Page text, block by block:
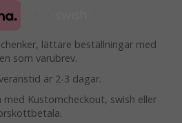
lättare beställningar med
som varubrev.
är 2-3 dagar.
med Kustomcheckout, swish eller